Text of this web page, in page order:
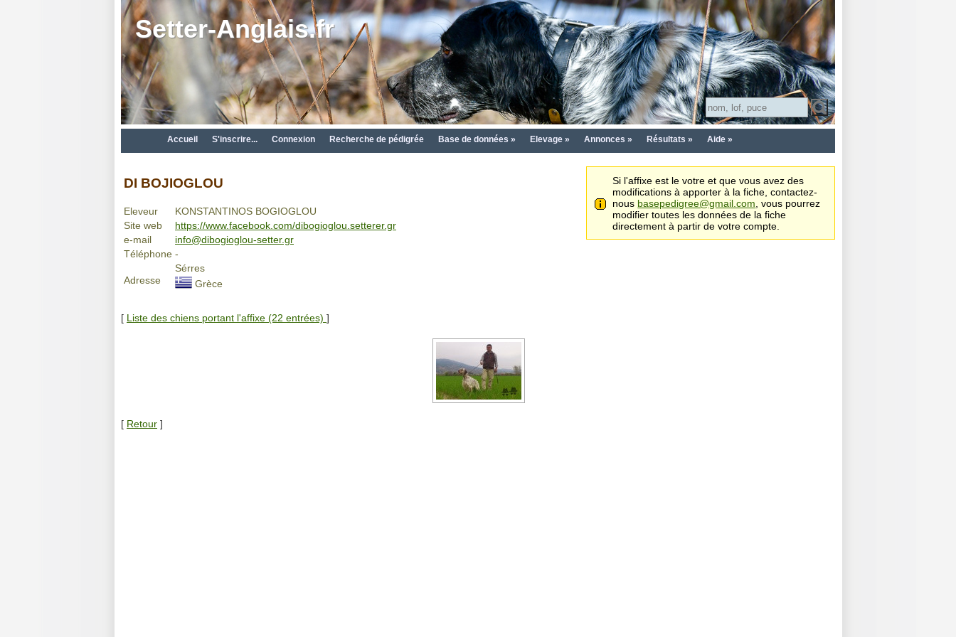
Setter-Anglais.fr
Accueil S'inscrire... Connexion Recherche de pédigrée Base de données » Elevage » Annonces » Résultats » Aide »
Si l'affixe est le votre et que vous avez des
modifications à apporter à la fiche, contactez-
nous basepedigree@gmail.com , vous pourrez
modifier toutes les données de la fiche
directement à partir de votre compte.
DI BOJIOGLOU
Eleveur
KONSTANTINOS BOGIOGLOU
Site web
https://www.facebook.com/dibogioglou.setterer.gr
e-mail
info@dibogioglou-setter.gr
Téléphone -
Adresse
Sérres
Grèce
[ Liste des chiens portant l'affixe (22 entrées) ]
[ Retour ]